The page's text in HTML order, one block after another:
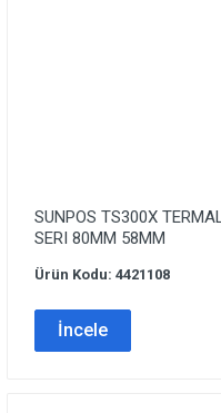
SUNPOS TS300X
SERI 80MM 58MM
Ürün Kodu: 4421108
İncele